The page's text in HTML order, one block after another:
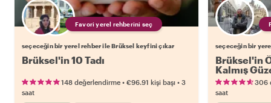
Favori yerel rehberini seç
seçeceğin bir yerel rehber ile Brüksel keyfini çıkar
Brüksel'in 10 Tadı
148 değerlendirme • €96.91 kişi başı • 3
saat
seçeceğin bir
Brüksel'in
Kalmış
306
saat